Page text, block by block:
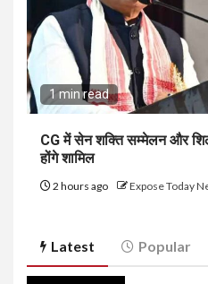
1 min read
CG में सेन शक्ति सम्मेलन और
होंगे शामिल
2 hours ago Expose Today
Latest Popular